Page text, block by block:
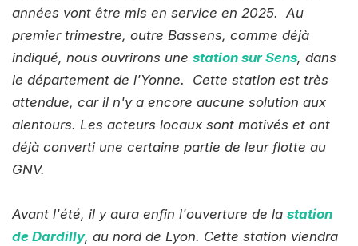
années vont être mis en service en 2025. Au
premier trimestre, outre Bassens, comme déjà
indiqué, nous ouvrirons une station sur Sens, dans
le département de l'Yonne. Cette station est très
attendue, car il n'y a encore aucune solution aux
alentours. Les acteurs locaux sont motivés et ont
déjà converti une certaine partie de leur flotte au
GNV.
Avant l'été, il y aura enfin l'ouverture de la station
de Dardilly, au nord de Lyon. Cette station viendra